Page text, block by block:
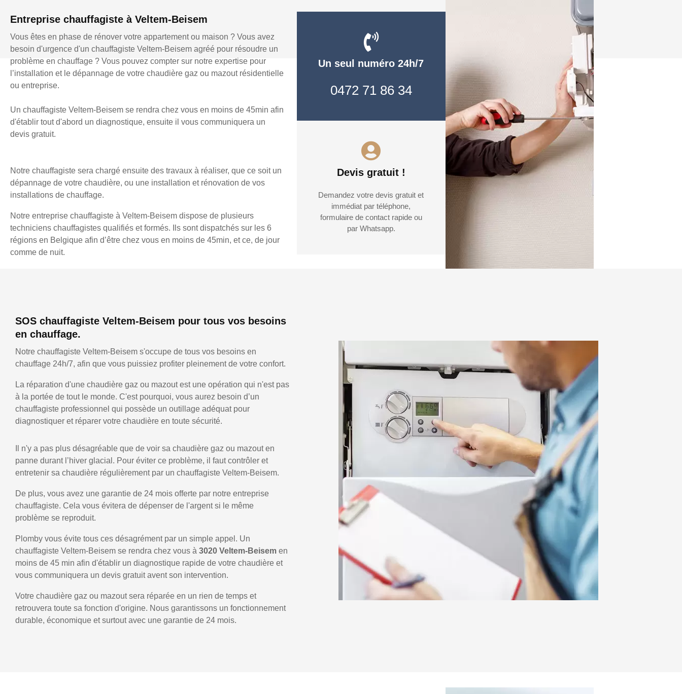
Entreprise chauffagiste à Veltem-Beisem
Vous êtes en phase de rénover votre appartement ou maison ? Vous avez
besoin d'urgence d'un chauffagiste Veltem-Beisem agréé pour résoudre un
problème en chauffage ? Vous pouvez compter sur notre expertise pour
l’installation et le dépannage de votre chaudière gaz ou mazout résidentielle
ou entreprise.
Un chauffagiste Veltem-Beisem se rendra chez vous en moins de 45min afin
d'établir tout d'abord un diagnostique, ensuite il vous communiquera un
devis gratuit.
Notre chauffagiste sera chargé ensuite des travaux à réaliser, que ce soit un
dépannage de votre chaudière, ou une installation et rénovation de vos
installations de chauffage.
Notre entreprise chauffagiste à Veltem-Beisem dispose de plusieurs
techniciens chauffagistes qualifiés et formés. Ils sont dispatchés sur les 6
régions en Belgique afin d’être chez vous en moins de 45min, et ce, de jour
comme de nuit.
Un seul numéro 24h/7
0472 71 86 34
Devis gratuit !
Demandez votre devis gratuit et
immédiat par téléphone,
formulaire de contact rapide ou
par Whatsapp.
SOS chauffagiste Veltem-Beisem pour tous vos besoins
en chauffage.
Notre chauffagiste Veltem-Beisem s'occupe de tous vos besoins en
chauffage 24h/7, afin que vous puissiez profiter pleinement de votre confort.
La réparation d'une chaudière gaz ou mazout est une opération qui n'est pas
à la portée de tout le monde. C'est pourquoi, vous aurez besoin d’un
chauffagiste professionnel qui possède un outillage adéquat pour
diagnostiquer et réparer votre chaudière en toute sécurité.
Il n'y a pas plus désagréable que de voir sa chaudière gaz ou mazout en
panne durant l’hiver glacial. Pour éviter ce problème, il faut contrôler et
entretenir sa chaudière régulièrement par un chauffagiste Veltem-Beisem.
De plus, vous avez une garantie de 24 mois offerte par notre entreprise
chauffagiste. Cela vous évitera de dépenser de l'argent si le même
problème se reproduit.
Plomby vous évite tous ces désagrément par un simple appel. Un
chauffagiste Veltem-Beisem se rendra chez vous à 3020 Veltem-Beisem en
moins de 45 min afin d'établir un diagnostique rapide de votre chaudière et
vous communiquera un devis gratuit avent son intervention.
Votre chaudière gaz ou mazout sera réparée en un rien de temps et
retrouvera toute sa fonction d'origine. Nous garantissons un fonctionnement
durable, économique et surtout avec une garantie de 24 mois.